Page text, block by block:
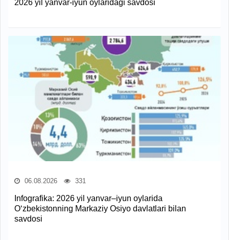
2026 yil yanvar-iyun oylaridagi savdosi
06.08.2026 331
Infografika: 2026 yil yanvar–iyun oylarida
O‘zbekistonning Markaziy Osiyo davlatlari bilan
savdosi